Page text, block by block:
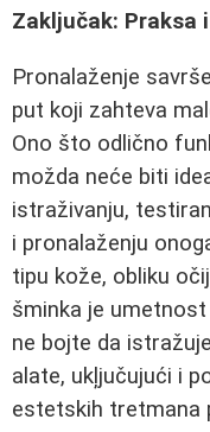
Zaključak: Praksa
Pronalaženje
put koji zahteva
Ono što odlično
možda neće biti
istraživanju,
i pronalaženju
tipu kože, obliku
šminka je
ne bojte da
alate, ukļjučujući i
estetskih tretmana